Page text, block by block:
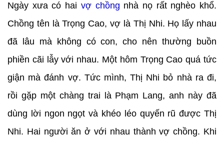
Ngày xưa có hai vợ chồng nhà nọ rất nghèo khổ.
Chồng tên là Trọng Cao, vợ là Thị Nhi. Họ lấy nhau
đã lâu mà không có con, cho nên thường buồn
phiền cãi lẫy với nhau. Một hôm Trọng Cao quá tức
giận mà đánh vợ. Tức mình, Thị Nhi bỏ nhà ra đi,
rồi gặp một chàng trai là Phạm Lang, anh này đã
dùng lời ngon ngọt và khéo léo quyến rũ được Thị
Nhi. Hai người ăn ở với nhau thành vợ chồng. Khi